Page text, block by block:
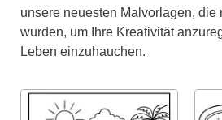
unsere neuesten Malvorlagen, die
wurden, um Ihre Kreativität
Leben einzuhauchen.